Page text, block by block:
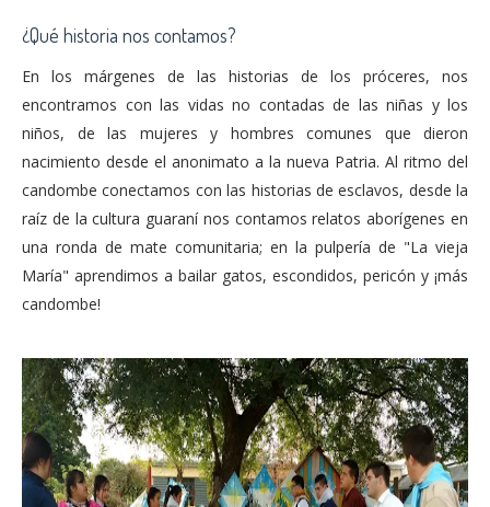
¿Qué historia nos contamos?
En los márgenes de las historias de los próceres, nos
encontramos con las vidas no contadas de las niñas y los
niños, de las mujeres y hombres comunes que dieron
nacimiento desde el anonimato a la nueva Patria. Al ritmo del
candombe conectamos con las historias de esclavos, desde la
raíz de la cultura guaraní nos contamos relatos aborígenes en
una ronda de mate comunitaria; en la pulpería de "La vieja
María" aprendimos a bailar gatos, escondidos, pericón y ¡más
candombe!